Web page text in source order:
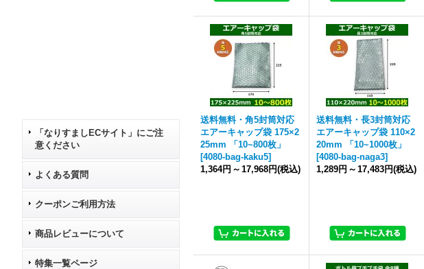
「なりすましECサイト」にご注
意ください
よくある質問
クーポンご利用方法
商品レビューについて
特集一覧ページ
送料無料・角5封筒対応
エアーキャップ袋 175×2
25mm 「10~800枚」
[4080-bag-kaku5]
1,364円 ～ 17,968円(税込)
送料無料・長3封筒対応
エアーキャップ袋 110×2
20mm 「10~1000枚」
[4080-bag-naga3]
1,289円 ～ 17,483円(税込)